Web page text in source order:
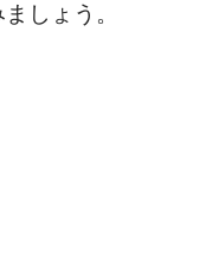
しょう。